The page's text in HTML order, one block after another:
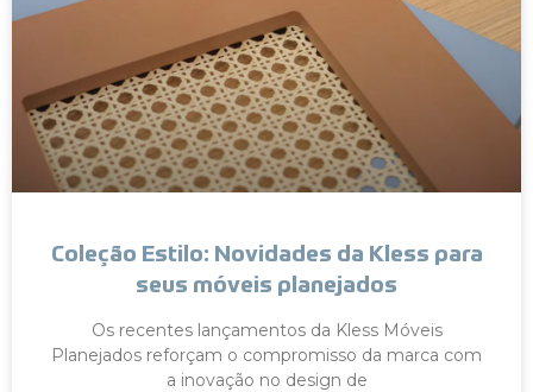
Coleção Estilo: Novidades da Kless para
seus móveis planejados
Os recentes lançamentos da Kless Móveis
Planejados reforçam o compromisso da marca com
a inovação no design de